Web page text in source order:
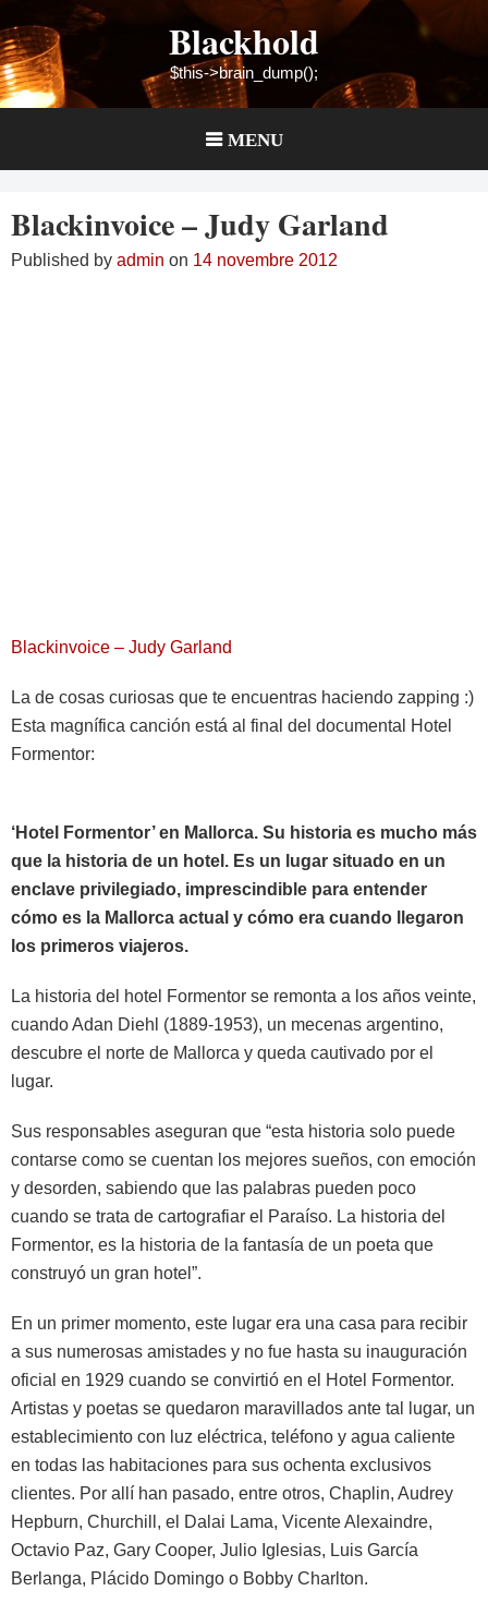
to
content
Blackhold
$this->brain_dump();
MENU
Blackinvoice – Judy Garland
Published by admin on 14 novembre 2012
Blackinvoice – Judy Garland
La de cosas curiosas que te encuentras haciendo zapping :)
Esta magnífica canción está al final del documental Hotel
Formentor:
‘Hotel Formentor’ en Mallorca. Su historia es mucho más
que la historia de un hotel. Es un lugar situado en un
enclave privilegiado, imprescindible para entender
cómo es la Mallorca actual y cómo era cuando llegaron
los primeros viajeros.
La historia del hotel Formentor se remonta a los años veinte,
cuando Adan Diehl (1889-1953), un mecenas argentino,
descubre el norte de Mallorca y queda cautivado por el
lugar.
Sus responsables aseguran que “esta historia solo puede
contarse como se cuentan los mejores sueños, con emoción
y desorden, sabiendo que las palabras pueden poco
cuando se trata de cartografiar el Paraíso. La historia del
Formentor, es la historia de la fantasía de un poeta que
construyó un gran hotel”.
En un primer momento, este lugar era una casa para recibir
a sus numerosas amistades y no fue hasta su inauguración
oficial en 1929 cuando se convirtió en el Hotel Formentor.
Artistas y poetas se quedaron maravillados ante tal lugar, un
establecimiento con luz eléctrica, teléfono y agua caliente
en todas las habitaciones para sus ochenta exclusivos
clientes. Por allí han pasado, entre otros, Chaplin, Audrey
Hepburn, Churchill, el Dalai Lama, Vicente Alexaindre,
Octavio Paz, Gary Cooper, Julio Iglesias, Luis García
Berlanga, Plácido Domingo o Bobby Charlton.